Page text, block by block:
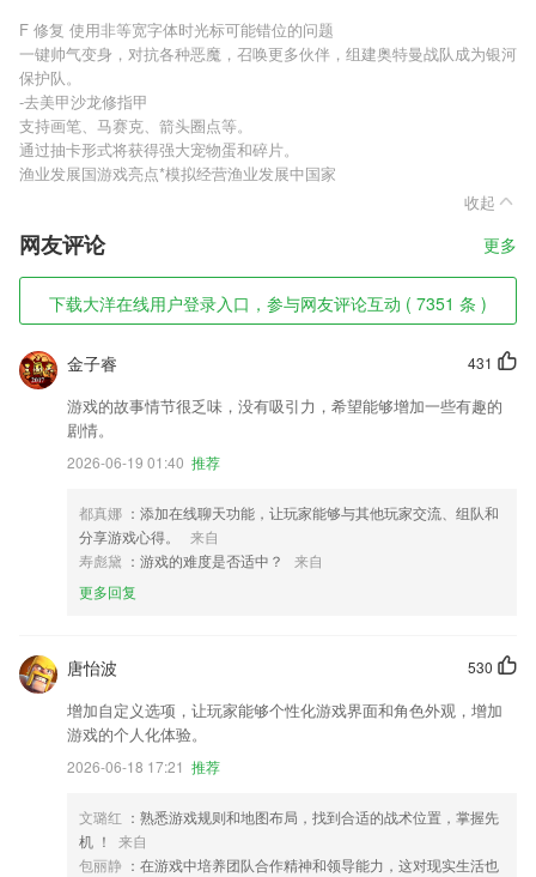
F 修复 使用非等宽字体时光标可能错位的问题
一键帅气变身，对抗各种恶魔，召唤更多伙伴，组建奥特曼战队成为银河
保护队。
-去美甲沙龙修指甲
支持画笔、马赛克、箭头圈点等。
通过抽卡形式将获得强大宠物蛋和碎片。
渔业发展国游戏亮点*模拟经营渔业发展中国家
收起
网友评论 更多
下载大洋在线用户登录入口，参与网友评论互动 ( 7351 条 )
431
金子睿
游戏的故事情节很乏味，没有吸引力，希望能够增加一些有趣的
剧情。
2026-06-19 01:40 推荐
都真娜 ：添加在线聊天功能，让玩家能够与其他玩家交流、组队和
分享游戏心得。
来自
寿彪黛 ：游戏的难度是否适中？
来自
更多回复
530
唐怡波
增加自定义选项，让玩家能够个性化游戏界面和角色外观，增加
游戏的个人化体验。
2026-06-18 17:21 推荐
文璐红 ：熟悉游戏规则和地图布局，找到合适的战术位置，掌握先
机 ！
来自
包丽静 ：在游戏中培养团队合作精神和领导能力，这对现实生活也